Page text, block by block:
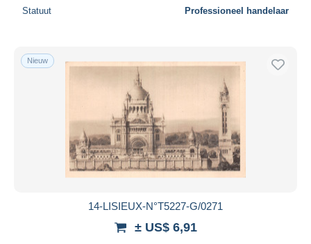
Statuut Professioneel handelaar
Nieuw
14-LISIEUX-N°T5227-G/0271
± US$ 6,91